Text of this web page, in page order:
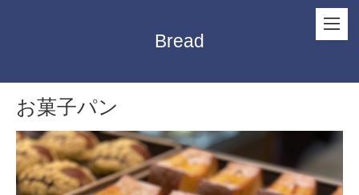
Bread
お菓子パン